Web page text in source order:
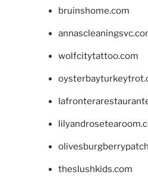
bruinshome.com
wolfcitytattoo.com
theslushkids.com